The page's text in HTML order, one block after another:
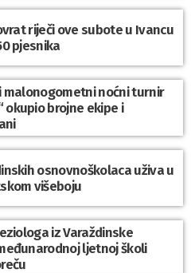
riječi ove subote u Ivancu
pjesnika
malonogometni noćni turnir
okupio brojne ekipe i
osnovnoškolaca uživa u
višeboju
iz Varaždinske
ljetnoj školi